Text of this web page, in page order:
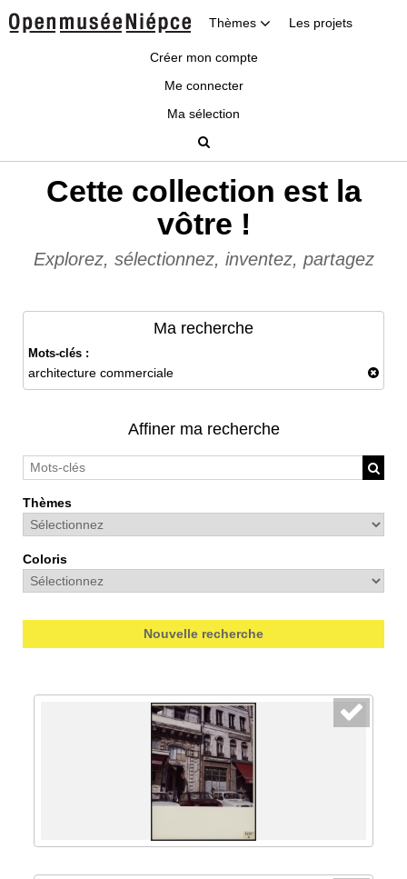
Thèmes Les projets
Créer mon compte
Me connecter
Ma sélection
Cette collection est la
vôtre !
Explorez, sélectionnez, inventez, partagez
Ma recherche
Mots-clés :
architecture commerciale
Affiner ma recherche
Thèmes
Coloris
Nouvelle recherche